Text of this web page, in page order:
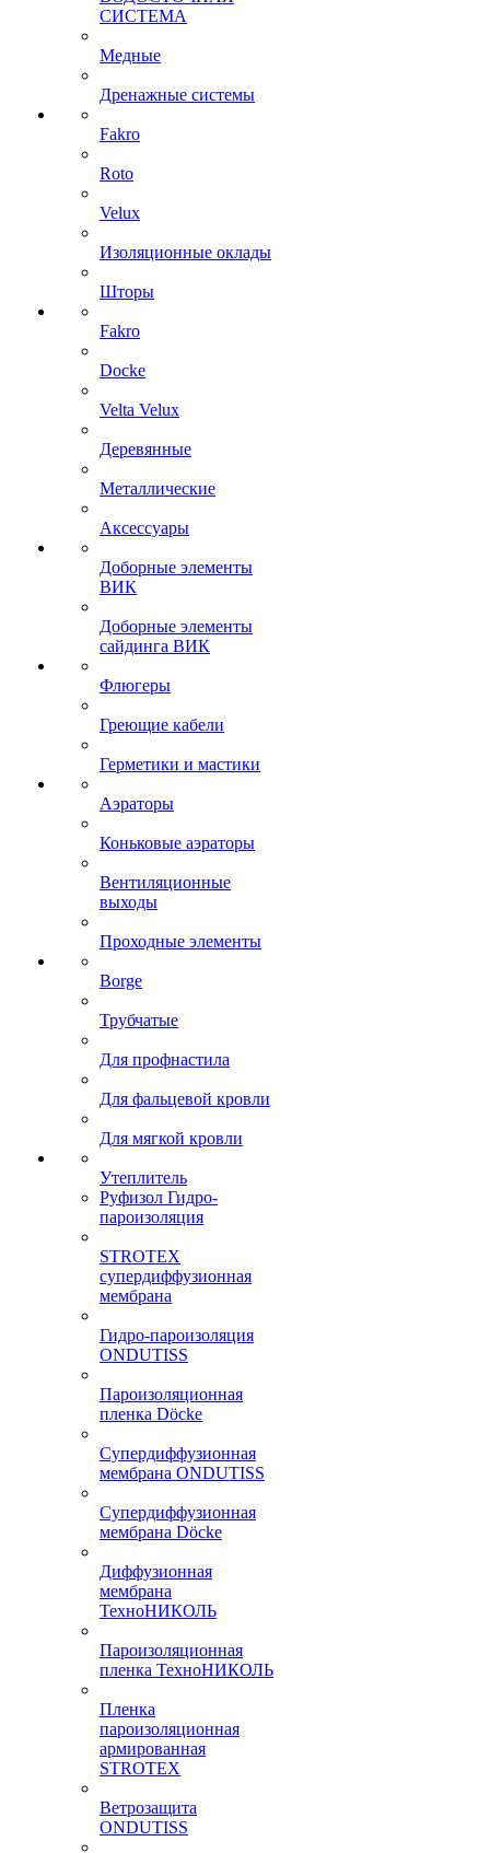
СИСТЕМА
Медные
Дренажные системы
Fakro
Roto
Velux
Изоляционные оклады
Шторы
Fakro
Docke
Velta Velux
Деревянные
Металлические
Аксессуары
Доборные элементы
ВИК
Доборные элементы
сайдинга ВИК
Флюгеры
Греющие кабели
Герметики и мастики
Аэраторы
Коньковые аэраторы
Вентиляционные
выходы
Проходные элементы
Borge
Трубчатые
Для профнастила
Для фальцевой кровли
Для мягкой кровли
Утеплитель
Руфизол Гидро-
пароизоляция
STROTEX
супердиффузионная
мембрана
Гидро-пароизоляция
ONDUTISS
Пароизоляционная
пленка Döcke
Супердиффузионная
мембрана ONDUTISS
Супердиффузионная
мембрана Döcke
Диффузионная
мембрана
ТехноНИКОЛЬ
Пароизоляционная
пленка ТехноНИКОЛЬ
Пленка
пароизоляционная
армированная
STROTEX
Ветрозащита
ONDUTISS